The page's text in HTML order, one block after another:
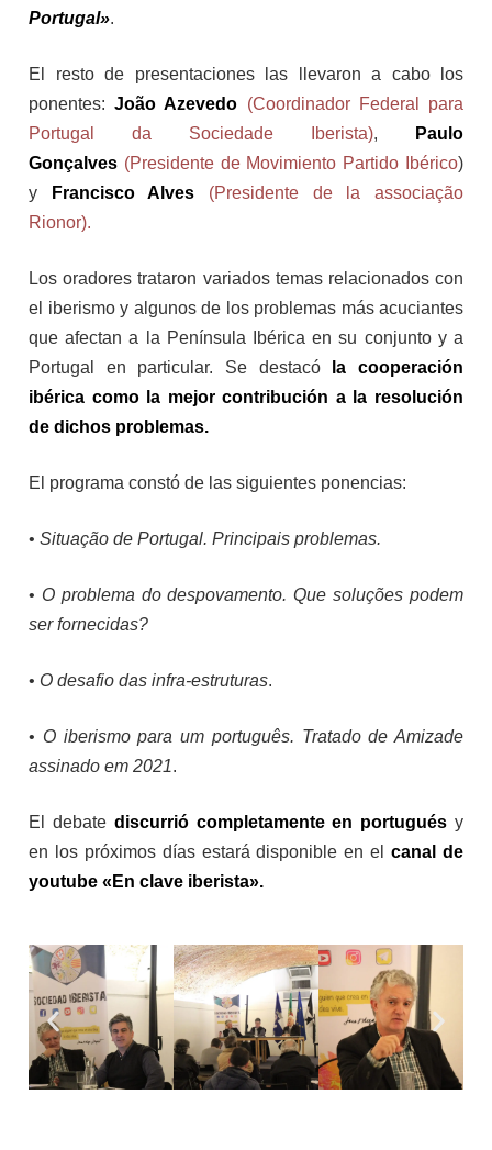
Portugal».
El resto de presentaciones las llevaron a cabo los
ponentes:João Azevedo (Coordinador Federal para
Portugal da Sociedade Iberista),
Paulo
Gonçalves (Presidente de Movimiento Partido Ibérico)
y
Francisco Alves (Presidente de laassociação
Rionor).
Los oradores trataron variados temas relacionados con
el iberismo y algunos de los problemas más acuciantes
que afectan a la Península Ibérica en su conjunto y a
Portugal en particular. Se destacó
la cooperación
ibérica como la mejor contribución a la resolución
de dichos problemas.
El programa constó de las siguientes ponencias:
• Situação de Portugal. Principais problemas.
• O problema do despovamento. Que soluções podem
ser fornecidas?
• O desafio das infra-estruturas.
• O iberismo para um português. Tratado de Amizade
assinado em 2021.
El debate discurrió completamente en portugués y
en los próximos días estará disponible en elcanal de
youtube «En clave iberista».